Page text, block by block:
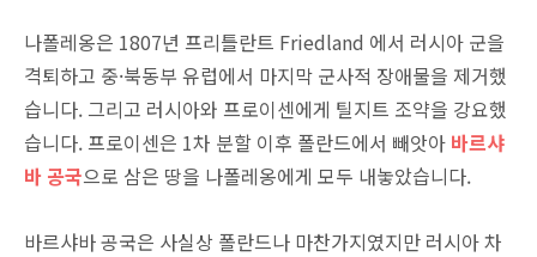
나폴레옹은 1807년 프리틀란트 Friedland 에서 러시아 군을
격퇴하고 중·북동부 유럽에서 마지막 군사적 장애물을 제거했
습니다. 그리고 러시아와 프로이센에게 틸지트 조약을 강요했
습니다. 프로이센은 1차 분할 이후 폴란드에서 빼앗아 바르샤
바 공국으로 삼은 땅을 나폴레옹에게 모두 내놓았습니다.
바르샤바 공국은 사실상 폴란드나 마찬가지였지만 러시아 차